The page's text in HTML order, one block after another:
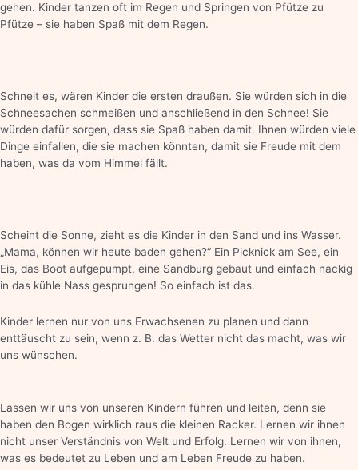
gehen. Kinder tanzen oft im Regen und Springen von Pfütze zu
Pfütze – sie haben Spaß mit dem Regen.
Schneit es, wären Kinder die ersten draußen. Sie würden sich in die
Schneesachen schmeißen und anschließend in den Schnee! Sie
würden dafür sorgen, dass sie Spaß haben damit. Ihnen würden viele
Dinge einfallen, die sie machen könnten, damit sie Freude mit dem
haben, was da vom Himmel fällt.
Scheint die Sonne, zieht es die Kinder in den Sand und ins Wasser.
„Mama, können wir heute baden gehen?“ Ein Picknick am See, ein
Eis, das Boot aufgepumpt, eine Sandburg gebaut und einfach nackig
in das kühle Nass gesprungen! So einfach ist das.
Kinder lernen nur von uns Erwachsenen zu planen und dann
enttäuscht zu sein, wenn z. B. das Wetter nicht das macht, was wir
uns wünschen.
Lassen wir uns von unseren Kindern führen und leiten, denn sie
haben den Bogen wirklich raus die kleinen Racker. Lernen wir ihnen
nicht unser Verständnis von Welt und Erfolg. Lernen wir von ihnen,
was es bedeutet zu Leben und am Leben Freude zu haben.